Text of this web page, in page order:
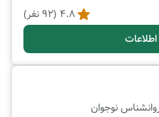
4.8
(
92نفر)
نوجوان